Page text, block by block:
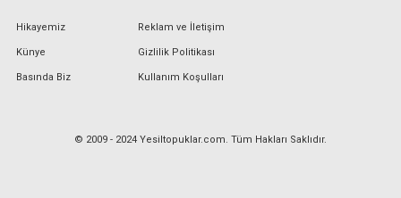
Hikayemiz
Künye
Basında Biz
Reklam ve İletişim
Gizlilik Politikası
Kullanım Koşulları
© 2009 - 2024 Yesiltopuklar.com. Tüm Hakları Saklıdır.